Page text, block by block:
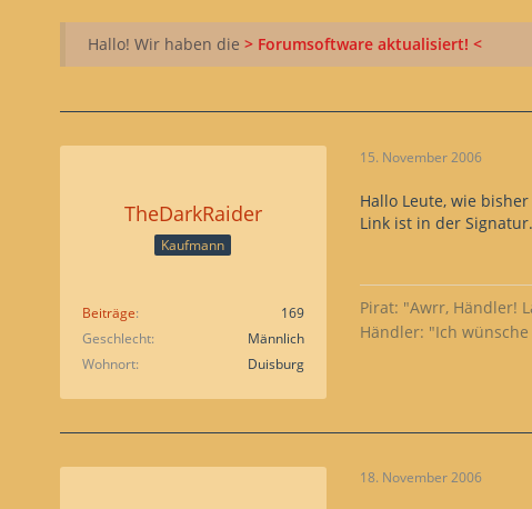
Hallo! Wir haben die > Forumsoftware aktualisiert! <
TheDarkRaider
Kaufmann
Beiträge
169
Geschlecht
Männlich
Wohnort
Duisburg
15. November 2006
Hallo Leute, wie
Link ist in der Signatur.
Pirat: "Awrr, Händler!
Händler: "Ich
18. November 2006